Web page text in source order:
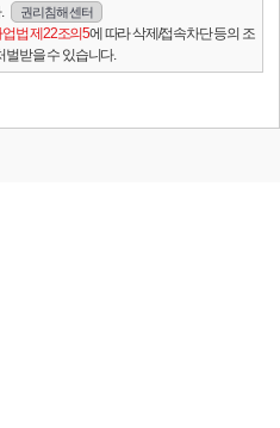
권리침해 센터
법 제22조의5에 따라 삭제/접속차단 등의 조
벌받을 수 있습니다.